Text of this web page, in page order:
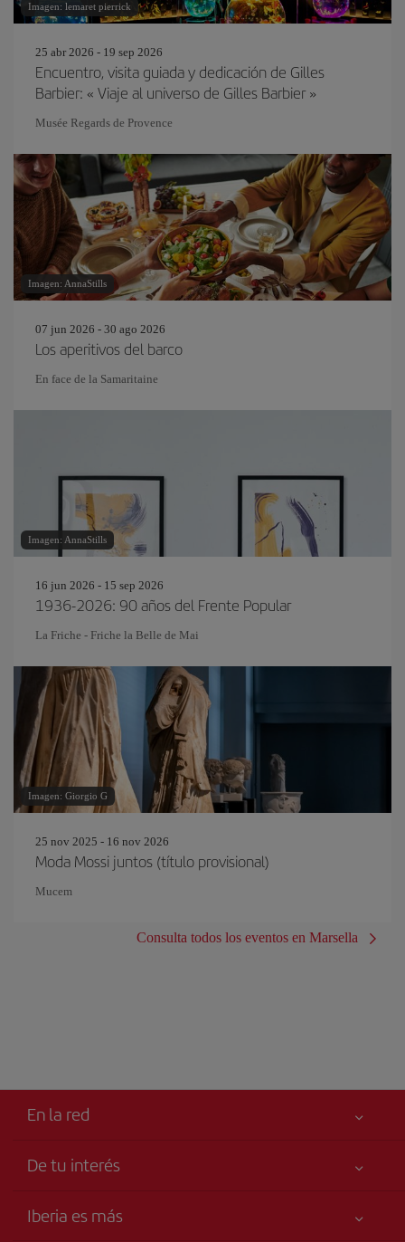
Imagen: lemaret pierrick
25 abr 2026 - 19 sep 2026
Encuentro, visita guiada y dedicación de Gilles
Barbier: « Viaje al universo de Gilles Barbier »
Musée Regards de Provence
Imagen: AnnaStills
07 jun 2026 - 30 ago 2026
Los aperitivos del barco
En face de la Samaritaine
Imagen: AnnaStills
16 jun 2026 - 15 sep 2026
1936-2026: 90 años del Frente Popular
La Friche - Friche la Belle de Mai
Imagen: Giorgio G
25 nov 2025 - 16 nov 2026
Moda Mossi juntos (título provisional)
Mucem
Consulta todos los eventos en Marsella
En la red
De tu interés
Accesibilidad
Iberia es más